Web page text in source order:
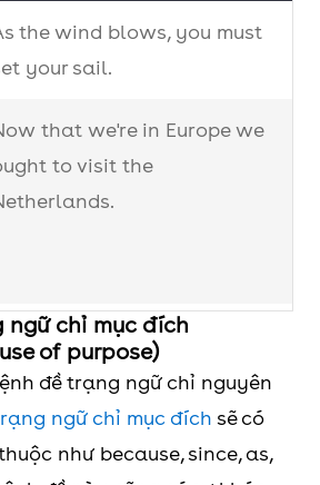
the wind blows, you must
your sail.
that we're in Europe we
to visit the
to the fact that they did
not read English, the
prisoners were unaware of
what they were signing.
ngữ chỉ mục đích
of purpose)
đề trạng ngữ chỉ nguyên
ngữ chỉ mục đích sẽ có
như because, since, as,